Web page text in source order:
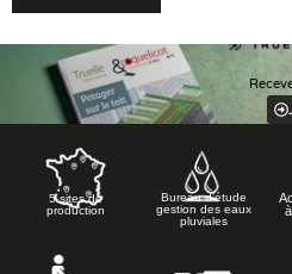
Alternative:
5 sites de
production
Bureau d’étude
gestion des eaux
pluviales